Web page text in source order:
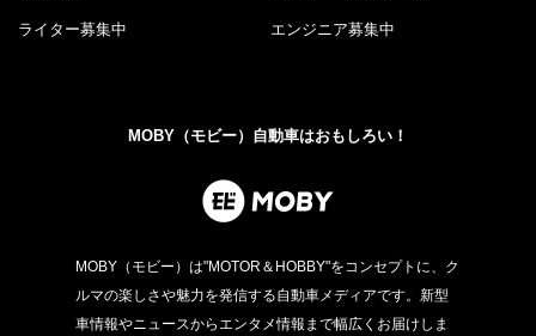
ライター募集中 エンジニア募集中
MOBY（モビー）自動車はおもしろい！
MOBY（モビー）は"MOTOR＆HOBBY"をコンセプトに、ク
ルマの楽しさや魅力を発信する自動車メディアです。新型
車情報やニュースからエンタメ情報まで幅広くお届けしま